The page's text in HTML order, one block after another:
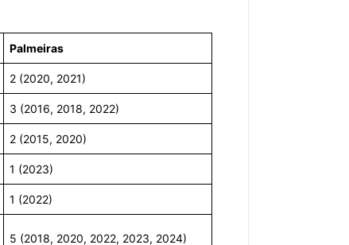
Palmeiras
2 (2020, 2021)
3 (2016, 2018, 2022)
2 (2015, 2020)
1 (2023)
1 (2022)
5 (2018, 2020, 2022, 2023, 2024)